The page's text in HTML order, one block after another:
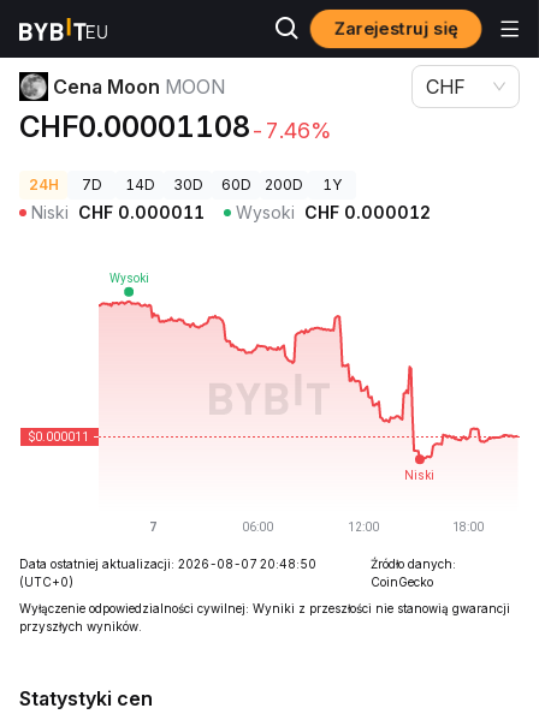
Zarejestruj się
Ceny kryptowalut Cena Moon MOON
Cena Moon MOON
CHF0.00001108-7.46%
CHF
24H 7D 14D 30D 60D 200D 1Y
Niski CHF 0.000011 Wysoki CHF 0.000012
Data ostatniej aktualizacji: 2026-08-07 20:48:50
(UTC+0)
Źródło danych:
CoinGecko
Wyłączenie odpowiedzialności cywilnej: Wyniki z przeszłości nie stanowią gwarancji
przyszłych wyników.
Statystyki cen